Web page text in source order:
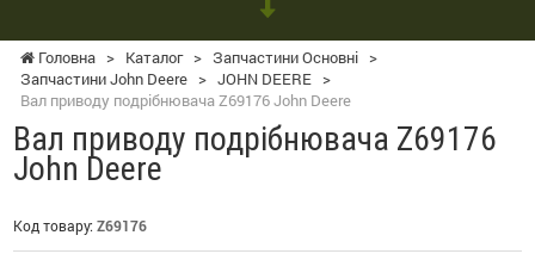
Головна > Каталог > Запчастини Основні >
Запчастини John Deere > JOHN DEERE >
Вал приводу подрібнювача Z69176 John Deere
Вал приводу подрібнювача Z69176
John Deere
Код товару: Z69176